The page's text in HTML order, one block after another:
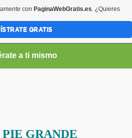
a ti mismo
PIE GRANDE
con PaginaWebGratis.es. ¿Quieres
GRATIS